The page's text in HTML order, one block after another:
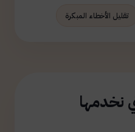
تقليل الأخطاء المبكرة
نخدمها